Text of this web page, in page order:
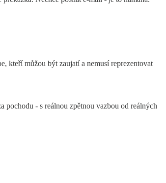
kteří můžou být zaujatí a nemusí reprezentovat
pochodu - s reálnou zpětnou vazbou od reálných